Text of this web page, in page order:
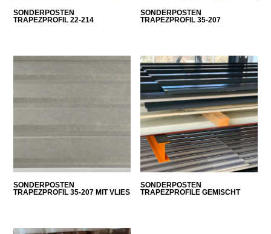
SONDERPOSTEN
TRAPEZPROFIL 22-214
SONDERPOSTEN
TRAPEZPROFIL 35-207
SONDERPOSTEN
TRAPEZPROFIL 35-207 MIT VLIES
SONDERPOSTEN
TRAPEZPROFILE GEMISCHT